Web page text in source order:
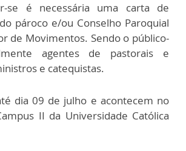
se é necessária uma carta de
pároco e/ou Conselho Paroquial
de Movimentos. Sendo o público-
agentes de pastorais e
e catequistas.
dia 09 de julho e acontecem no
II da Universidade Católica